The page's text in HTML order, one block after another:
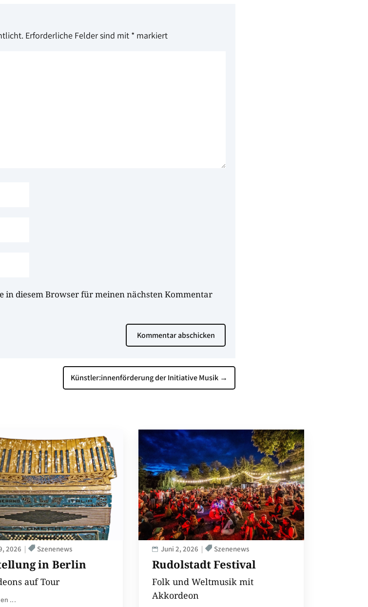
Erforderliche Felder sind mit * markiert
in diesem Browser für meinen nächsten Kommentar
Kommentar abschicken
Künstler:innenförderung der Initiative Musik →
in Berlin
2026 Szenenews
auf Tour
...
Rudolstadt Festival
Juni 2, 2026 Szenenews
Folk und Weltmusik mit
Akkordeon